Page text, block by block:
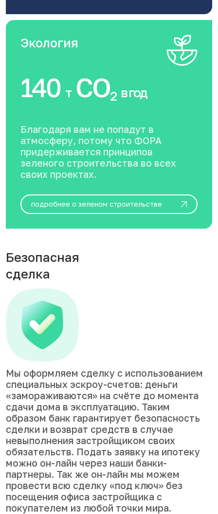
Экология
140 тCO2 в год
Благодаря вам не попадут в
атмосферу, потому что ФОРА
придерживается принципов
зеленого строительства во всех
своих проектах.
подробнее о зеленом строительстве
Безопасная
сделка
Мы оформляем сделку с использованием
специальных эскроу-счетов: деньги
«замораживаются» на счёте до момента
сдачи дома в эксплуатацию. Таким
образом банк гарантирует безопасность
сделки и возврат средств в случае
невыполнения застройщиком своих
обязательств. Подать заявку на ипотеку
можно он-лайн через наши банки-
партнеры. Так же он-лайн мы можем
провести всю сделку «под ключ» без
посещения офиса застройщика с
покупателем из любой точки мира.